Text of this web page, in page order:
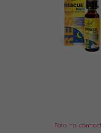
Foto no